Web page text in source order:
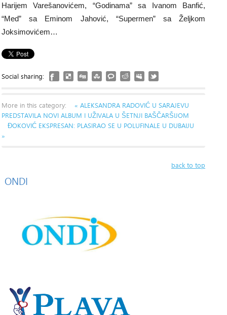
Harijem Varešanovićem, “Godinama” sa Ivanom Banfić,
“Med” sa Eminom Jahović, “Supermen” sa Željkom
Joksimovićem…
Social sharing:
More in this category:
« ALEKSANDRA RADOVIĆ U SARAJEVU
PREDSTAVILA NOVI ALBUM I UŽIVALA U ŠETNJI BAŠČARŠIJOM
ĐOKOVIĆ EKSPRESAN: PLASIRAO SE U POLUFINALE U DUBAIJU
»
back to top
ONDI